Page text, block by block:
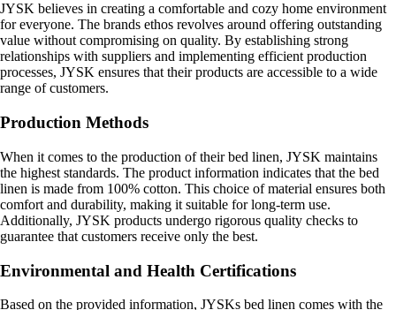
JYSK believes in creating a comfortable and cozy home environment
for everyone. The brands ethos revolves around offering outstanding
value without compromising on quality. By establishing strong
relationships with suppliers and implementing efficient production
processes, JYSK ensures that their products are accessible to a wide
range of customers.
Production Methods
When it comes to the production of their bed linen, JYSK maintains
the highest standards. The product information indicates that the bed
linen is made from 100% cotton. This choice of material ensures both
comfort and durability, making it suitable for long-term use.
Additionally, JYSK products undergo rigorous quality checks to
guarantee that customers receive only the best.
Environmental and Health Certifications
Based on the provided information, JYSKs bed linen comes with the